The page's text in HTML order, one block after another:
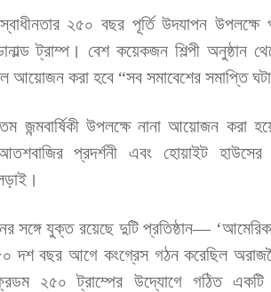
২৫০ বছর পূর্তি উদযাপন উপলক্ষে
ট্রাম্প। বেশ কয়েকজন শিল্পী অনুষ্ঠান
আয়োজন করা হবে “সব সমাবেশের সমাপ্তি
জন্মবার্ষিকী উপলক্ষে নানা আয়োজন করা
প্রদর্শনী এবং হোয়াইট
সঙ্গে যুক্ত রয়েছে দুটি প্রতিষ্ঠান—
দশ বছর আগে কংগ্রেস গঠন করেছিল
২৫০ ট্রাম্পের উদ্যোগে গঠিত একটি